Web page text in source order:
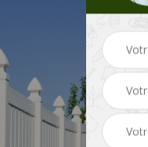
Taille de haie 02